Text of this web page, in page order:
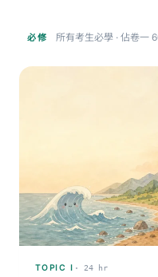
必修 所有考生必學 · 佔卷一
TOPIC I · 24 hr